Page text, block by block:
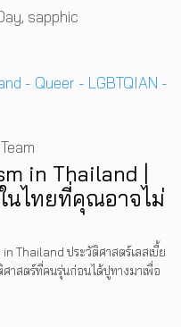
, sapphic
in Thailand |
นไทยที่คุณอาจไม่
Thailand ประวัติศาสตร์เลสเบี้ย
ศาสตร์ที่คนรุ่นก่อนได้ปูทางมาเพื่อ